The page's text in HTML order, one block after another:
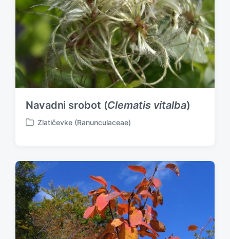
Navadni srobot (Clematis vitalba)
P
t
e
d
i
n
Zlatičevke (Ranunculaceae)